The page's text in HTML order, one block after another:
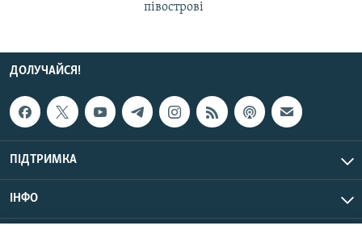
півострові
ДОЛУЧАЙСЯ!
ПІДТРИМКА
ІНФО